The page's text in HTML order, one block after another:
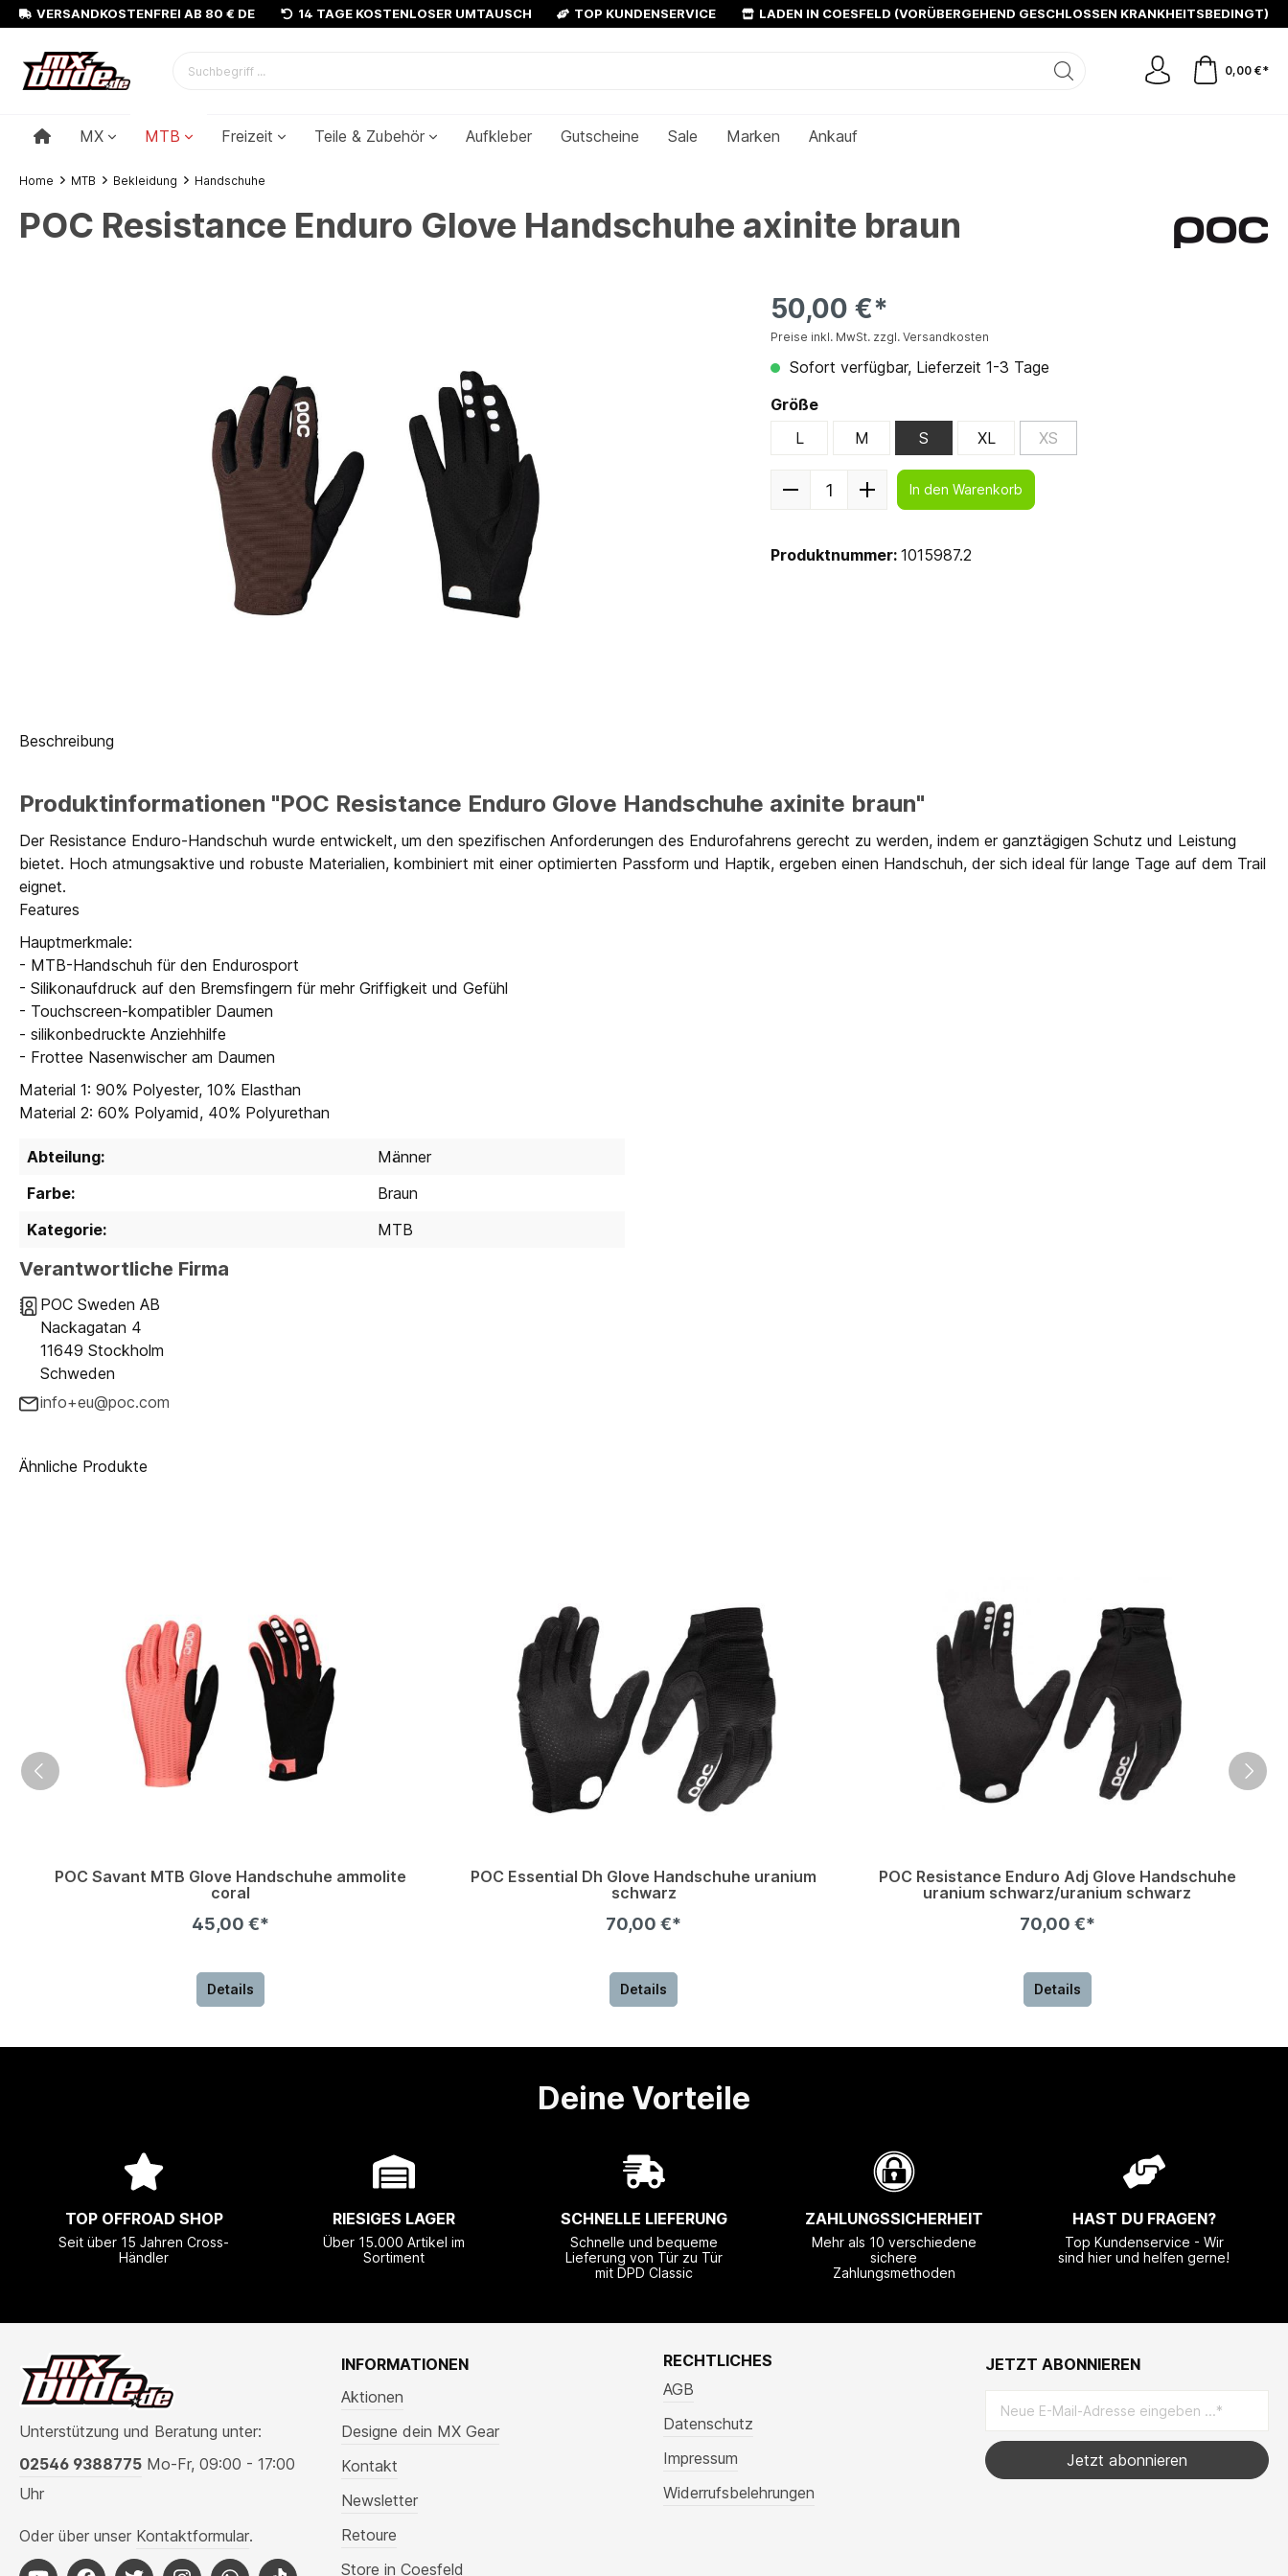
VERSANDKOSTENFREI AB 80 € DE 14 TAGE KOSTENLOSER UMTAUSCH TOP KUNDENSERVICE LADEN IN COESFELD (VORÜBERGEHEND GESCHLOSSEN KRANKHEITSBEDINGT)
0,00 €*
MX MTB Freizeit Teile & Zubehör Aufkleber Gutscheine Sale Marken Ankauf
Home MTB Bekleidung Handschuhe
POC Resistance Enduro Glove Handschuhe axinite braun
50,00 €*
Preise inkl. MwSt. zzgl. Versandkosten
Sofort verfügbar, Lieferzeit 1-3 Tage
Größe
L
M S XL XS
In den Warenkorb
Produktnummer: 1015987.2
Beschreibung
Produktinformationen "POC Resistance Enduro Glove Handschuhe axinite braun"
Der Resistance Enduro-Handschuh wurde entwickelt, um den spezifischen Anforderungen des Endurofahrens gerecht zu werden, indem er ganztägigen Schutz und Leistung
bietet. Hoch atmungsaktive und robuste Materialien, kombiniert mit einer optimierten Passform und Haptik, ergeben einen Handschuh, der sich ideal für lange Tage auf dem Trail
eignet.
Features
Hauptmerkmale:
- MTB-Handschuh für den Endurosport
- Silikonaufdruck auf den Bremsfingern für mehr Griffigkeit und Gefühl
- Touchscreen-kompatibler Daumen
- silikonbedruckte Anziehhilfe
- Frottee Nasenwischer am Daumen
Material 1: 90% Polyester, 10% Elasthan
Material 2: 60% Polyamid, 40% Polyurethan
Abteilung:
Männer
Farbe:
Braun
Kategorie:
MTB
Verantwortliche Firma
POC Sweden AB
Nackagatan 4
11649 Stockholm
Schweden
info+eu@poc.com
Ähnliche Produkte
POC Savant MTB Glove Handschuhe ammolite
coral
45,00 €*
Details
POC Essential Dh Glove Handschuhe uranium
schwarz
70,00 €*
Details
POC Resistance Enduro Adj Glove Handschuhe
uranium schwarz/uranium schwarz
70,00 €*
Details
Deine Vorteile
TOP OFFROAD SHOP
Seit über 15 Jahren Cross-
Händler
RIESIGES LAGER
Über 15.000 Artikel im
Sortiment
SCHNELLE LIEFERUNG
Schnelle und bequeme
Lieferung von Tür zu Tür
mit DPD Classic
ZAHLUNGSSICHERHEIT
Mehr als 10 verschiedene
sichere
Zahlungsmethoden
HAST DU FRAGEN?
Top Kundenservice - Wir
sind hier und helfen gerne!
Unterstützung und Beratung unter:
02546 9388775 Mo-Fr, 09:00 - 17:00
Uhr
Oder über unser Kontaktformular.
INFORMATIONEN
Aktionen
Designe dein MX Gear
Kontakt
Newsletter
Retoure
Store in Coesfeld
RECHTLICHES
AGB
Datenschutz
Impressum
Widerrufsbelehrungen
JETZT ABONNIEREN
Jetzt abonnieren